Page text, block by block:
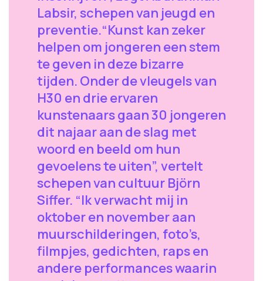
Labsir, schepen van jeugd en
preventie.“Kunst kan zeker
helpen om jongeren een stem
te geven in deze bizarre
tijden. Onder de vleugels van
H30 en drie ervaren
kunstenaars gaan 30 jongeren
dit najaar aan de slag met
woord en beeld om hun
gevoelens te uiten”, vertelt
schepen van cultuur Björn
Siffer. “Ik verwacht mij in
oktober en november aan
muurschilderingen, foto’s,
filmpjes, gedichten, raps en
andere performances waarin